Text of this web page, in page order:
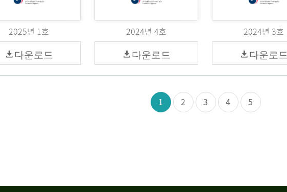
2025년 1호
다운로드
2024년 4호
다운로드
2024년 3호
다운로드
1 2 3 4 5